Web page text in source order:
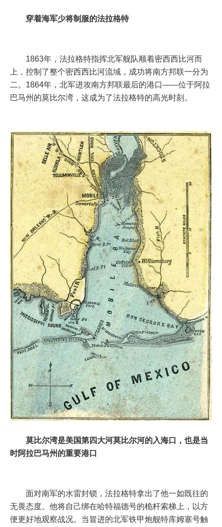
穿着海军少将制服的法拉格特
1863年，法拉格特指挥北军舰队顺着密西西比河而
上，控制了整个密西西比河流域，成功将南方邦联一分为
二。1864年，北军进攻南方邦联最后的港口——位于阿拉
巴马州的莫比尔湾，这成为了法拉格特的高光时刻。
莫比尔湾是美国第四大河莫比尔河的入海口，也是当
时阿拉巴马州的重要港口
面对南军的水雷封锁，法拉格特拿出了他一如既往的
无畏态度。他将自己绑在哈特福德号的桅杆索梯上，以方
便更好地观察战况。当冒进的北军铁甲炮舰特库姆塞号触